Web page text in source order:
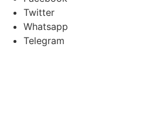
Twitter
Whatsapp
Telegram